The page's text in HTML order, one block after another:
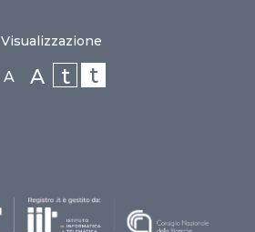
Visualizzazione
A A t t